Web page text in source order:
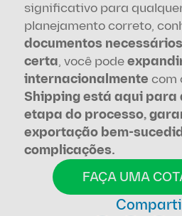
significativo para
documentos
certa, você pode
internacionalmente com
Shipping está aqui para
etapa do processo,
exportação bem-
complicações.
FAÇA UMA